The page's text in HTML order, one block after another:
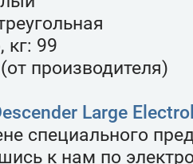
кг: 99
производителя)
Large
специального
к нам по